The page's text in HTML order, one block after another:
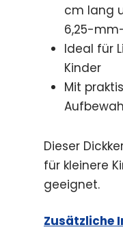
cm lang
6,25-
Ideal für
Kinder
Mit
Dieser
für kleinere
geeignet.
Zusätzliche